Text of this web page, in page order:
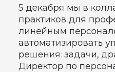
5 декабря мы в
практиков для
линейным
автоматизировать
решения: задачи,
Директор по